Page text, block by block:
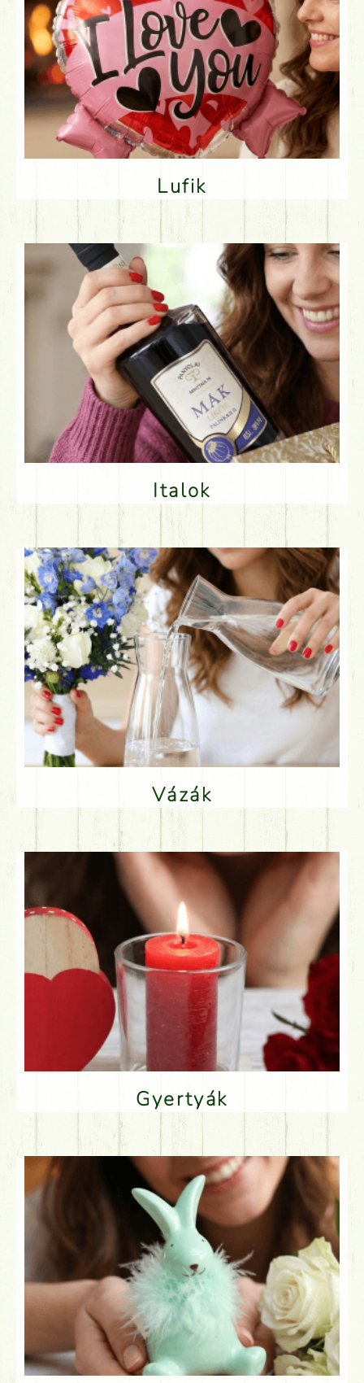
Lufik
Italok
Vázák
Gyertyák